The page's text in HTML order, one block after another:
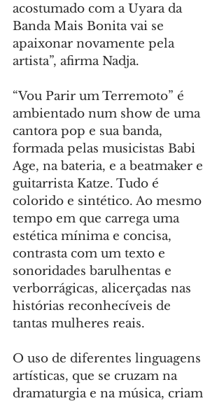
acostumado com a Uyara da
Banda Mais Bonita vai se
apaixonar novamente pela
artista”, afirma Nadja.
“Vou Parir um Terremoto” é
ambientado num show de uma
cantora pop e sua banda,
formada pelas musicistas Babi
Age, na bateria, e a beatmaker e
guitarrista Katze. Tudo é
colorido e sintético. Ao mesmo
tempo em que carrega uma
estética mínima e concisa,
contrasta com um texto e
sonoridades barulhentas e
verborrágicas, alicerçadas nas
histórias reconhecíveis de
tantas mulheres reais.
O uso de diferentes linguagens
artísticas, que se cruzam na
dramaturgia e na música, criam